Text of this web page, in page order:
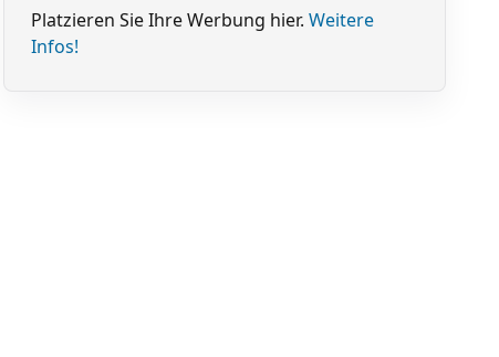
Platzieren Sie Ihre Werbung hier. Weitere
Infos!